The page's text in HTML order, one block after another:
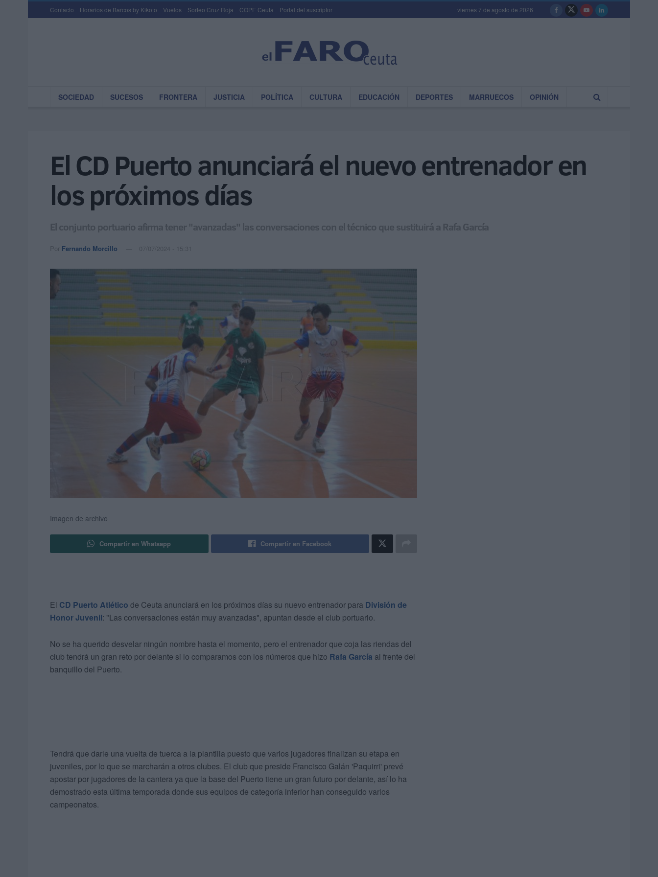
Contacto Horarios de Barcos by Kikoto Vuelos Sorteo Cruz Roja COPE Ceuta Portal del suscriptor viernes 7 de agosto de 2026
SOCIEDAD SUCESOS FRONTERA JUSTICIA POLÍTICA CULTURA EDUCACIÓN DEPORTES MARRUECOS OPINIÓN
El CD Puerto anunciará el nuevo entrenador en
los próximos días
El conjunto portuario afirma tener "avanzadas" las conversaciones con el técnico que sustituirá a Rafa García
Por Fernando Morcillo 07/07/2024 - 15:31
Imagen de archivo
Compartir en Whatsapp Compartir en Facebook
El CD Puerto Atlético de Ceuta anunciará en los próximos días su nuevo entrenador para División de
Honor Juvenil: "Las conversaciones están muy avanzadas", apuntan desde el club portuario.
No se ha querido desvelar ningún nombre hasta el momento, pero el entrenador que coja las riendas del
club tendrá un gran reto por delante si lo comparamos con los números que hizo Rafa García al frente del
banquillo del Puerto.
Tendrá que darle una vuelta de tuerca a la plantilla puesto que varios jugadores finalizan su etapa en
juveniles, por lo que se marcharán a otros clubes. El club que preside Francisco Galán 'Paquirri' prevé
apostar por jugadores de la cantera ya que la base del Puerto tiene un gran futuro por delante, así lo ha
demostrado esta última temporada donde sus equipos de categoría inferior han conseguido varios
campeonatos.